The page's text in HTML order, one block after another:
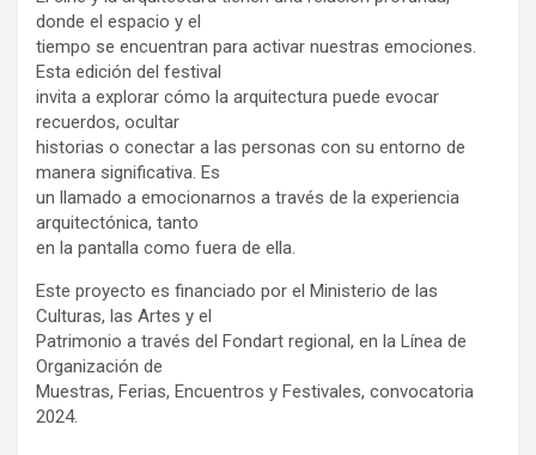
donde el espacio y el
tiempo se encuentran para activar nuestras emociones.
Esta edición del festival
invita a explorar cómo la arquitectura puede evocar
recuerdos, ocultar
historias o conectar a las personas con su entorno de
manera significativa. Es
un llamado a emocionarnos a través de la experiencia
arquitectónica, tanto
en la pantalla como fuera de ella.
Este proyecto es financiado por el Ministerio de las
Culturas, las Artes y el
Patrimonio a través del Fondart regional, en la Línea de
Organización de
Muestras, Ferias, Encuentros y Festivales, convocatoria
2024.